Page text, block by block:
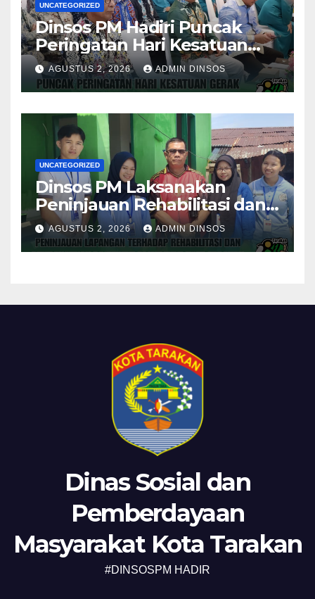
UNCATEGORIZED
Dinsos PM Hadiri Puncak
Peringatan Hari Kesatuan
Gerak PKK ke-54 Tingkat
Kota Tarakan
AGUSTUS 2, 2026 ADMIN DINSOS
UNCATEGORIZED
Dinsos PM Laksanakan
Peninjauan Rehabilitasi dan
Pembangunan Posyandu di
Dua Lokasi
AGUSTUS 2, 2026 ADMIN DINSOS
Dinas Sosial dan
Pemberdayaan
Masyarakat Kota Tarakan
#DINSOSPM HADIR